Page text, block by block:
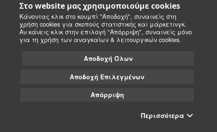
Στο website μας χρησιμοποιούμε cookies
Κάνοντας κλικ στο κουμπί "Αποδοχή", συναινείς στη
χρήση cookies για σκοπούς στατιστικής και μάρκετινγκ.
Αν κάνεις κλικ στην επιλογή "Απόρριψη", συναινείς μόνο
για τη χρήση των αναγκαίων & λειτουργικών cookies.
Αποδοχή Όλων
Αποδοχή Επιλεγμένων
Απόρριψη
Περισσότερα